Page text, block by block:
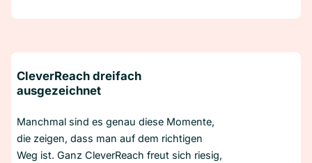
CleverReach dreifach
ausgezeichnet
Manchmal sind es genau diese Momente,
die zeigen, dass man auf dem richtigen
Weg ist. Ganz CleverReach freut sich riesig,